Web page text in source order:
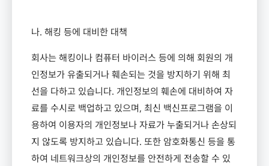
나. 해킹 등에 대비한 대책
회사는 해킹이나 컴퓨터 바이러스 등에 의해 회원의 개
인정보가 유출되거나 훼손되는 것을 방지하기 위해 최
선을 다하고 있습니다. 개인정보의 훼손에 대비하여 자
료를 수시로 백업하고 있으며, 최신 백신프로그램을 이
용하여 이용자의 개인정보나 자료가 누출되거나 손상되
지 않도록 방지하고 있습니다. 또한 암호화통신 등을 통
하여 네트워크상의 개인정보를 안전하게 전송할 수 있